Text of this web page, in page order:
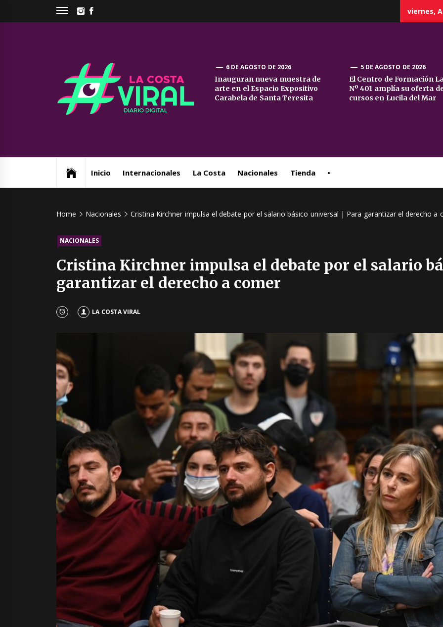
INSTAGRAM
viernes,
La
Costa
6 DE AGOSTO DE 2026
Inauguran nueva muestra de
arte en el Espacio Expositivo
Carabela de Santa Teresita
5 DE AGOSTO DE 2026
El Centro de Formación
Nº 401 amplía su oferta
cursos en Lucila del Mar
Inicio Internacionales La Costa Nacionales Tienda •
Home Nacionales Cristina Kirchner impulsa el debate por el salario básico universal | Para garantizar el derecho a
NACIONALES
Cristina Kirchner impulsa el debate por el salario
garantizar el derecho a comer
LA COSTA VIRAL